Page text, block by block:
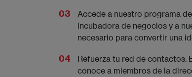
Accede a nuestro programa
incubadora de negocios y a
necesario para convertir una
Refuerza tu red de contactos.
conoce a miembros de la